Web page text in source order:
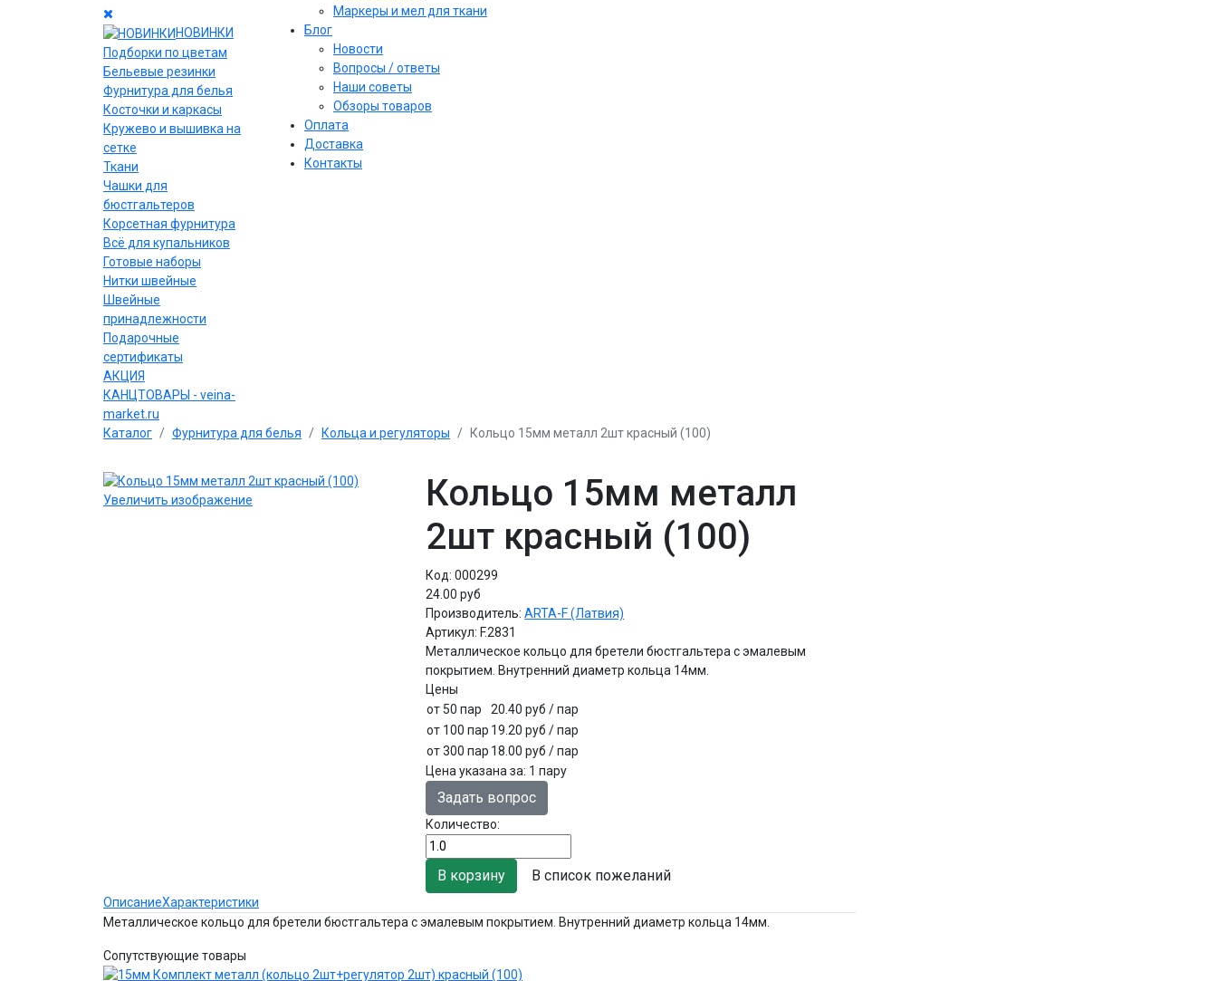
НОВИНКИ
Подборки по цветам
Бельевые резинки
Фурнитура для белья
Косточки и каркасы
Кружево и вышивка на
сетке
Ткани
Чашки для
бюстгальтеров
Корсетная фурнитура
Всё для купальников
Готовые наборы
Нитки швейные
Швейные
принадлежности
Подарочные
сертификаты
АКЦИЯ
КАНЦТОВАРЫ - veina-
market.ru
Маркеры и мел для ткани
Блог
Новости
Вопросы / ответы
Наши советы
Обзоры товаров
Оплата
Доставка
Контакты
Каталог Фурнитура для белья Кольца и регуляторы Кольцо 15мм металл 2шт красный (100)
Увеличить изображение
Кольцо 15мм металл
2шт красный (100)
Код:000299
24.00 руб
Производитель:ARTA-F (Латвия)
Артикул:F.2831
Металлическое кольцо для бретели бюстгальтера с эмалевым
покрытием. Внутренний диаметр кольца 14мм.
Цены
от 50 пар
20.40 руб/ пар
от 100 пар 19.20 руб/ пар
от 300 пар 18.00 руб/ пар
Цена указана за: 1 пару
Задать вопрос
Количество:
В список пожеланий
ОписаниеХарактеристики
Металлическое кольцо для бретели бюстгальтера с эмалевым покрытием. Внутренний диаметр кольца 14мм.
Сопутствующие товары